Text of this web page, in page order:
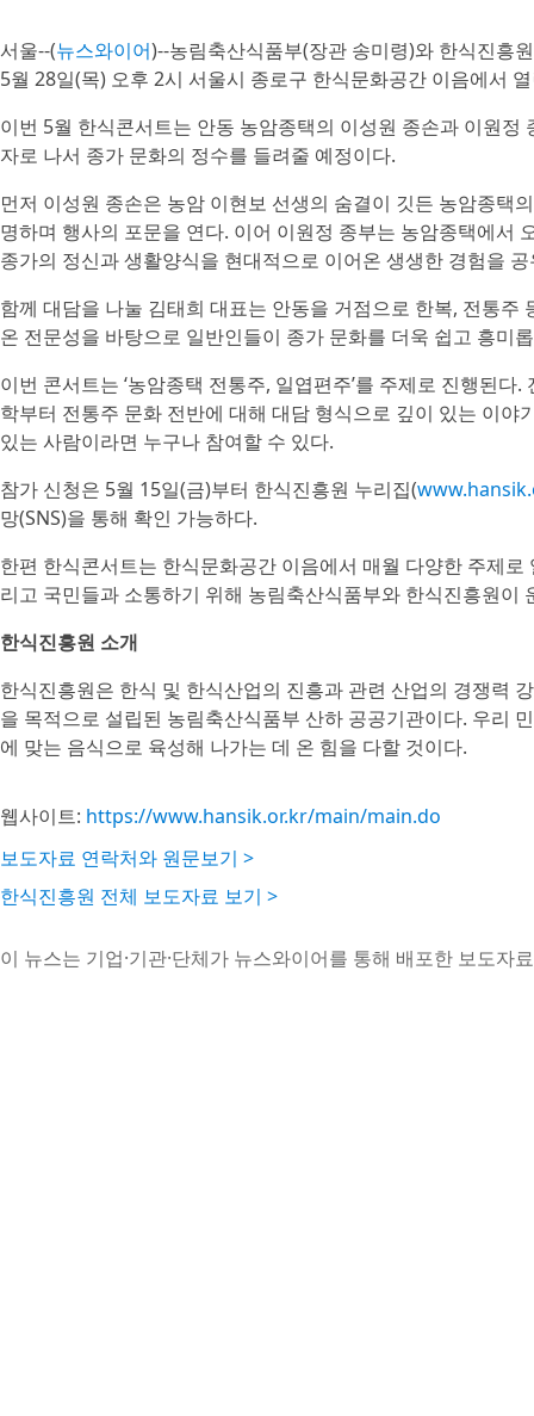
서울--(뉴스와이어)--농림축산식품부(장관 송미령)와 한식진흥
5월 28일(목) 오후 2시 서울시 종로구 한식문화공간 이음에서
이번 5월 한식콘서트는 안동 농암종택의 이성원 종손과 이원
자로 나서 종가 문화의 정수를 들려줄 예정이다.
먼저 이성원 종손은 농암 이현보 선생의 숨결이 깃든 농암종택
명하며 행사의 포문을 연다. 이어 이원정 종부는 농암종택에서
종가의 정신과 생활양식을 현대적으로 이어온 생생한 경험을
함께 대담을 나눌 김태희 대표는 안동을 거점으로 한복, 전통주
온 전문성을 바탕으로 일반인들이 종가 문화를 더욱 쉽고 흥미
이번 콘서트는 ‘농암종택 전통주, 일엽편주’를 주제로 진행된다
학부터 전통주 문화 전반에 대해 대담 형식으로 깊이 있는 이
있는 사람이라면 누구나 참여할 수 있다.
참가 신청은 5월 15일(금)부터 한식진흥원 누리집(
망(SNS)을 통해 확인 가능하다.
한편 한식콘서트는 한식문화공간 이음에서 매월 다양한 주제
리고 국민들과 소통하기 위해 농림축산식품부와 한식진흥원이
한식진흥원 소개
한식진흥원은 한식 및 한식산업의 진흥과 관련 산업의 경쟁력
을 목적으로 설립된 농림축산식품부 산하 공공기관이다. 우리
에 맞는 음식으로 육성해 나가는 데 온 힘을 다할 것이다.
웹사이트: https://www.hansik.or.kr/main/main.do
보도자료 연락처와 원문보기 >
한식진흥원 전체 보도자료 보기 >
이 뉴스는 기업·기관·단체가 뉴스와이어를 통해 배포한 보도자